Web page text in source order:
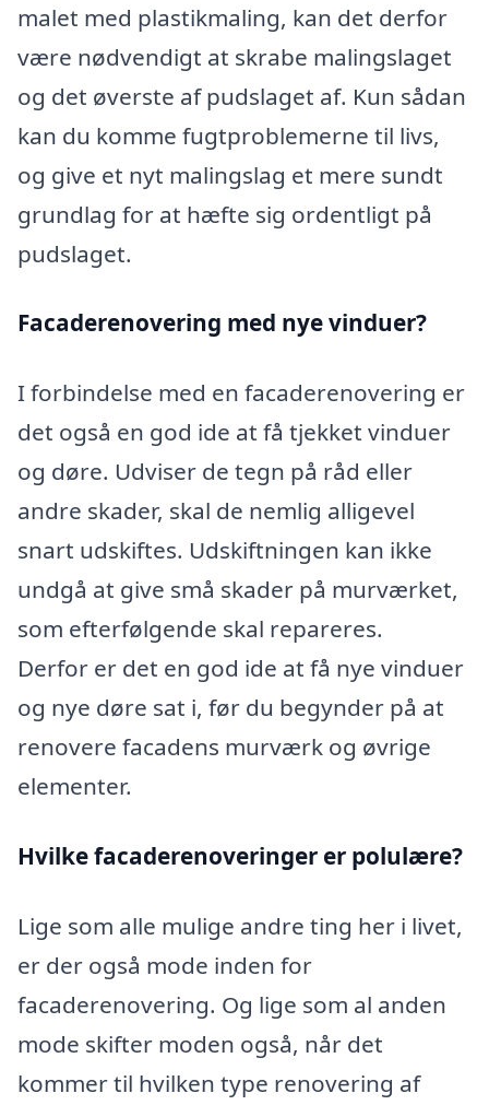
malet med plastikmaling, kan det derfor
være nødvendigt at skrabe malingslaget
og det øverste af pudslaget af. Kun sådan
kan du komme fugtproblemerne til livs,
og give et nyt malingslag et mere sundt
grundlag for at hæfte sig ordentligt på
pudslaget.
Facaderenovering med nye vinduer?
I forbindelse med en facaderenovering er
det også en god ide at få tjekket vinduer
og døre. Udviser de tegn på råd eller
andre skader, skal de nemlig alligevel
snart udskiftes. Udskiftningen kan ikke
undgå at give små skader på murværket,
som efterfølgende skal repareres.
Derfor er det en god ide at få nye vinduer
og nye døre sat i, før du begynder på at
renovere facadens murværk og øvrige
elementer.
Hvilke facaderenoveringer er polulære?
Lige som alle mulige andre ting her i livet,
er der også mode inden for
facaderenovering. Og lige som al anden
mode skifter moden også, når det
kommer til hvilken type renovering af